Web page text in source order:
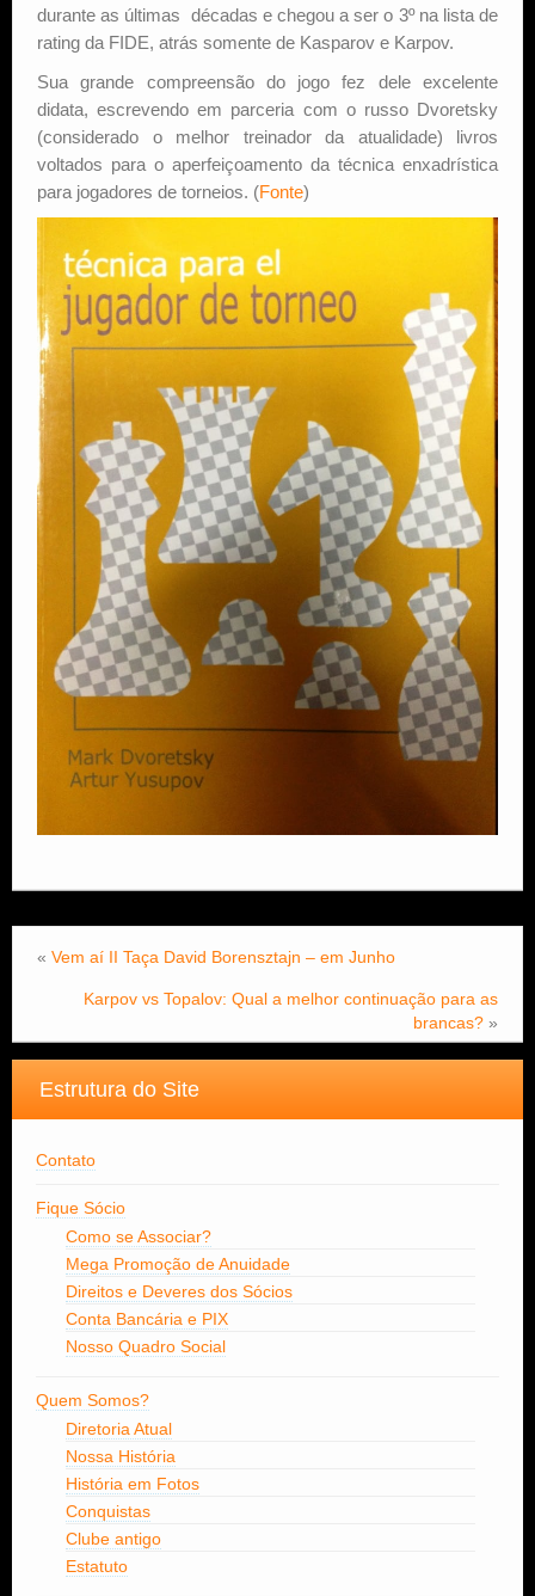
durante as últimas décadas e chegou a ser o 3º na lista de
rating da FIDE, atrás somente de Kasparov e Karpov.
Sua grande compreensão do jogo fez dele excelente
didata, escrevendo em parceria com o russo Dvoretsky
(considerado o melhor treinador da atualidade) livros
voltados para o aperfeiçoamento da técnica enxadrística
para jogadores de torneios. (Fonte)
« Vem aí II Taça David Borensztajn – em Junho
Karpov vs Topalov: Qual a melhor continuação para as
brancas? »
Estrutura do Site
Contato
Fique Sócio
Como se Associar?
Mega Promoção de Anuidade
Direitos e Deveres dos Sócios
Conta Bancária e PIX
Nosso Quadro Social
Quem Somos?
Diretoria Atual
Nossa História
História em Fotos
Conquistas
Clube antigo
Estatuto